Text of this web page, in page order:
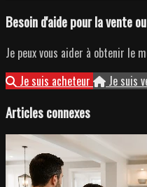
Besoin d'aide pour la vente
Je peux vous aider à obtenir le
Je suis acheteur
Je suis
Articles connexes